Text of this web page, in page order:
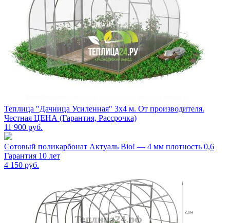
Теплица "Дачница Усиленная" 3х4 м. От производителя.
Честная ЦЕНА (Гарантия, Рассрочка)
11 900 руб.
Сотовый поликарбонат Актуаль Bio! — 4 мм плотность 0,6
Гарантия 10 лет
4 150 руб.